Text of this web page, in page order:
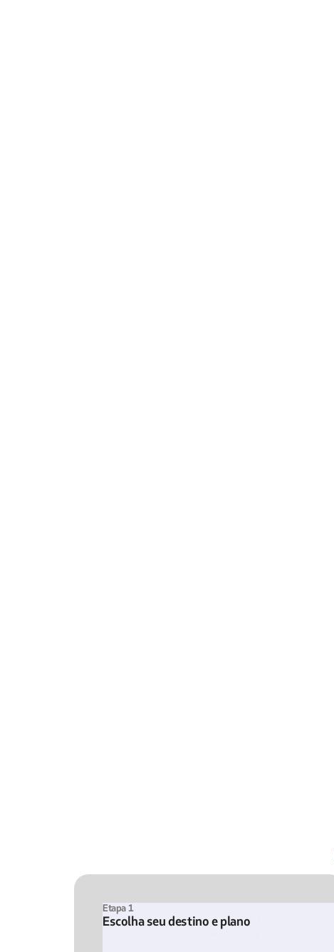
Etapa 1
Escolha seu destino e plano